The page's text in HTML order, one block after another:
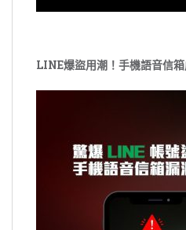
LINE爆盜用潮！手機語音信